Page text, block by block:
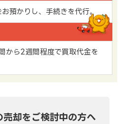
預かりし、手続きを代行。
から2週間程度で買取代金を
却を ご検討中の方へ